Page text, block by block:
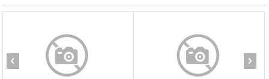
‹ ›